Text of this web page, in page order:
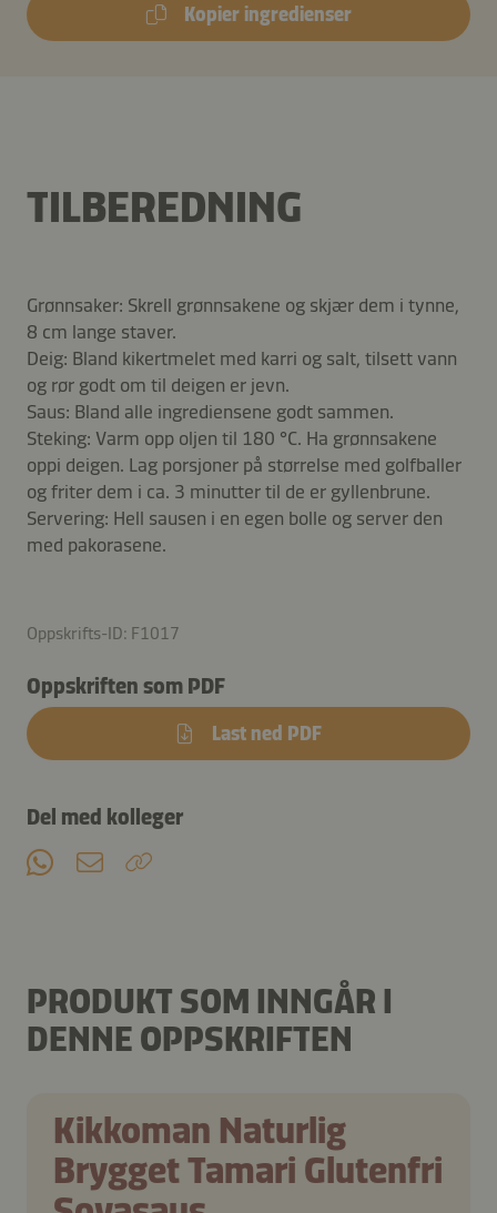
Kopier ingredienser
TILBEREDNING
Grønnsaker: Skrell grønnsakene og skjær dem i tynne,
8 cm lange staver.
Deig: Bland kikertmelet med karri og salt, tilsett vann
og rør godt om til deigen er jevn.
Saus: Bland alle ingrediensene godt sammen.
Steking: Varm opp oljen til 180 °C. Ha grønnsakene
oppi deigen. Lag porsjoner på størrelse med golfballer
og friter dem i ca. 3 minutter til de er gyllenbrune.
Servering: Hell sausen i en egen bolle og server den
med pakorasene.
Oppskrifts-ID: F1017
Oppskriften som PDF
Last ned PDF
Del med kolleger
PRODUKT SOM INNGÅR I
DENNE OPPSKRIFTEN
Kikkoman Naturlig
Brygget Tamari Glutenfri